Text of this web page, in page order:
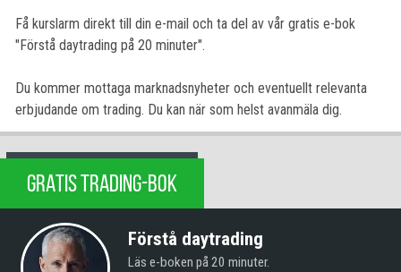
Få kurslarm direkt till din e-mail och ta del av vår gratis e-bok
"Förstå daytrading på 20 minuter".
Du kommer mottaga marknadsnyheter och eventuellt relevanta
erbjudande om trading. Du kan när som helst avanmäla dig.
GRATIS TRADING-BOK
Förstå daytrading
Läs e-boken på 20 minuter.